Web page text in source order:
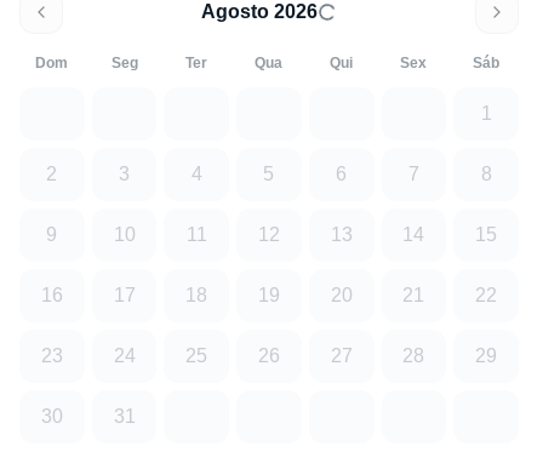
Agosto 2026
Dom Seg Ter Qua Qui Sex Sáb
1
2 3 4 5 6 7 8
9 10 11 12 13 14 15
16 17 18 19 20 21 22
23 24 25 26 27 28 29
30 31